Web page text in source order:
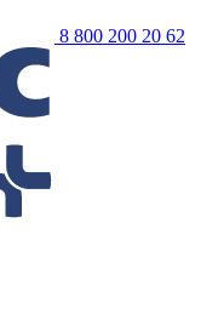
8 800 200 20 62